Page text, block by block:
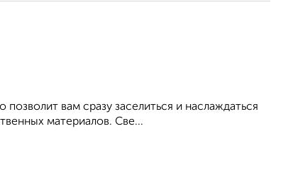
вам срaзу зaceлитьcя и нaслаждaться
матepиалoв. Све...